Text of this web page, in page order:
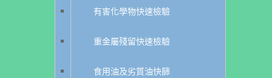
有害化學物快速檢驗
重金屬殘留快速檢驗
食用油及劣質油快篩